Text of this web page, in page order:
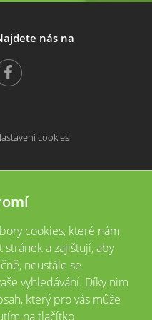
nás na
cookies
práva vyhrazena
Realitní akademie České
cookies, které nám
a zajištují, aby
neustále se
vyhledávání. Díky nim
který pro vás může
na tlačítko